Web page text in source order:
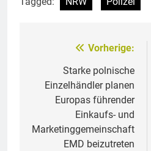
Beitragsnavigation
Vorherige:
Starke polnische
Einzelhändler planen
Europas führender
Einkaufs- und
Marketinggemeinschaft
EMD beizutreten